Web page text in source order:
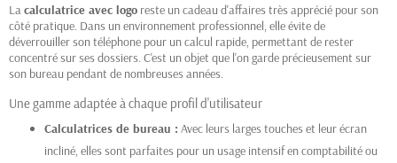
Lacalculatrice avec logo reste un cadeau d'affaires très apprécié pour son
côté pratique. Dans un environnement professionnel, elle évite de
déverrouiller son téléphone pour un calcul rapide, permettant de rester
concentré sur ses dossiers. C'est un objet que l'on garde précieusement sur
son bureau pendant de nombreuses années.
Une gamme adaptée à chaque profil d'utilisateur
Calculatrices de bureau : Avec leurs larges touches et leur écran
incliné, elles sont parfaites pour un usage intensif en comptabilité ou